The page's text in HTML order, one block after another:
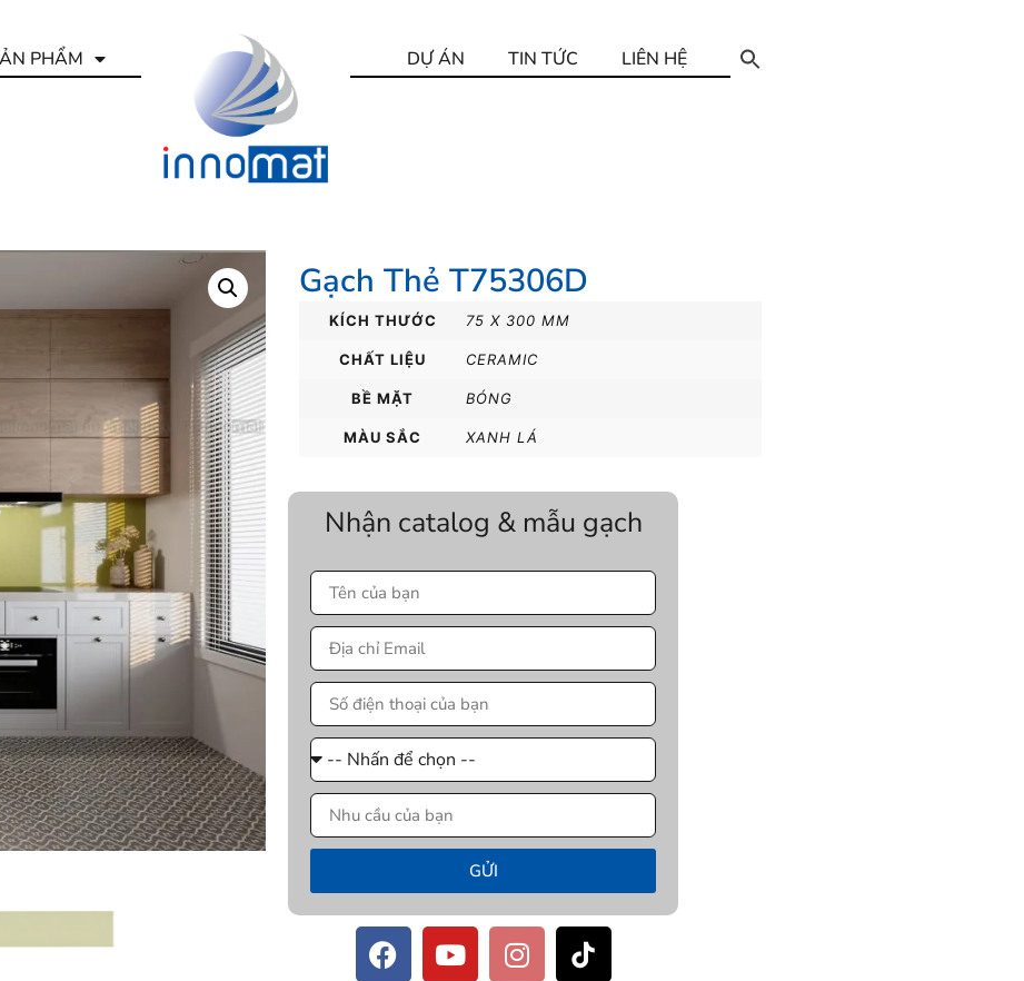
PHẨM DỰ ÁN TIN TỨC LIÊN HỆ
Gạch Thẻ T75306D
KÍCH THƯỚC 75 X 300 MM
CHẤT LIỆU CERAMIC
BỀ MẶT BÓNG
MÀU SẮC XANH LÁ
Nhận catalog & mẫu gạch
GỬI